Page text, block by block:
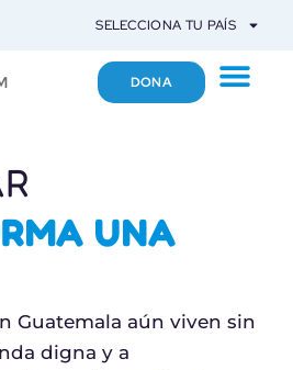
SELECCIONA TU PAÍS
DONA
UNA
Guatemala aún viven sin
digna y a